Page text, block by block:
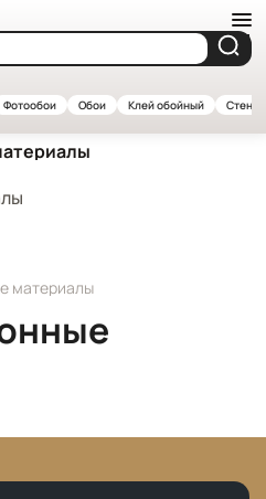
Фотообои Обои Клей обойный
материалы